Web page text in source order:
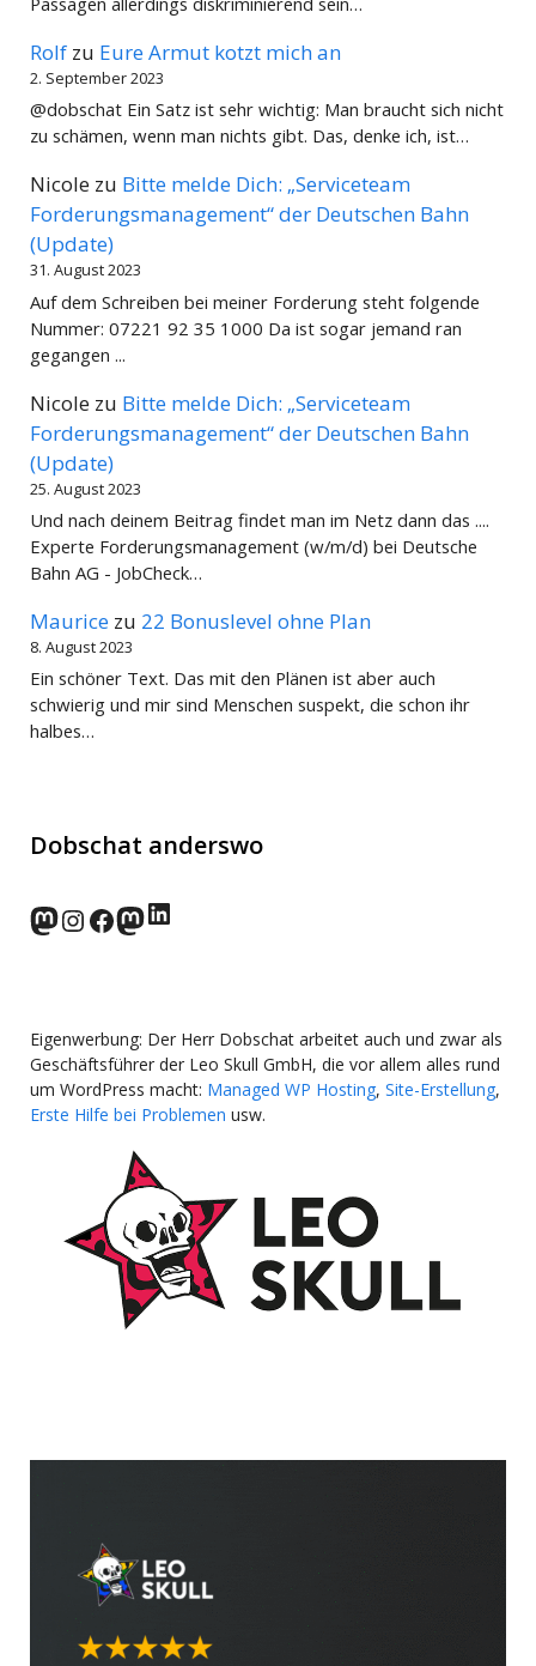
Rolf zu Eure Armut kotzt mich an
2. September 2023
@dobschat Ein Satz ist sehr wichtig: Man braucht sich nicht
zu schämen, wenn man nichts gibt. Das, denke ich, ist…
Nicole zu Bitte melde Dich: „Serviceteam
Forderungsmanagement“ der Deutschen Bahn
(Update)
31. August 2023
Auf dem Schreiben bei meiner Forderung steht folgende
Nummer: 07221 92 35 1000 Da ist sogar jemand ran
gegangen ...
Nicole zu Bitte melde Dich: „Serviceteam
Forderungsmanagement“ der Deutschen Bahn
(Update)
25. August 2023
Und nach deinem Beitrag findet man im Netz dann das ....
Experte Forderungsmanagement (w/m/d) bei Deutsche
Bahn AG - JobCheck…
Maurice zu 22 Bonuslevel ohne Plan
8. August 2023
Ein schöner Text. Das mit den Plänen ist aber auch
schwierig und mir sind Menschen suspekt, die schon ihr
halbes…
Dobschat anderswo
norden.social
Instagram
Facebook
wp-punks.social
LinkedIn
Eigenwerbung: Der Herr Dobschat arbeitet auch und zwar als
Geschäftsführer der Leo Skull GmbH, die vor allem alles rund
um WordPress macht: Managed WP Hosting, Site-Erstellung,
Erste Hilfe bei Problemen usw.